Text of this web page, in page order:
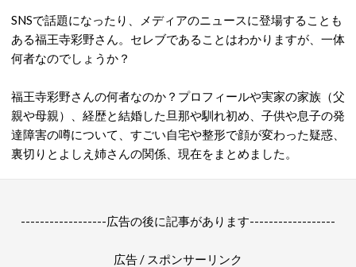
SNSで話題になったり、メディアのニュースに登場することも
ある福王寺彩野さん。セレブであることはわかりますが、一体
何者なのでしょうか？
福王寺彩野さんの何者なのか？プロフィールや実家の家族（父
親や母親）、経歴と結婚した旦那や馴れ初め、子供や息子の発
達障害の噂について、すごい自宅や整形で顔が変わった疑惑、
裏切りとよしえ姉さんの関係、現在をまとめました。
------------------広告の後に記事があります------------------
広告 / スポンサーリンク